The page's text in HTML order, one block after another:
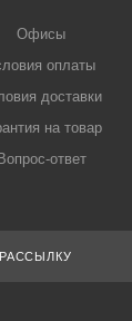
Офисы
оплаты
доставки
на товар
Вопрос-ответ